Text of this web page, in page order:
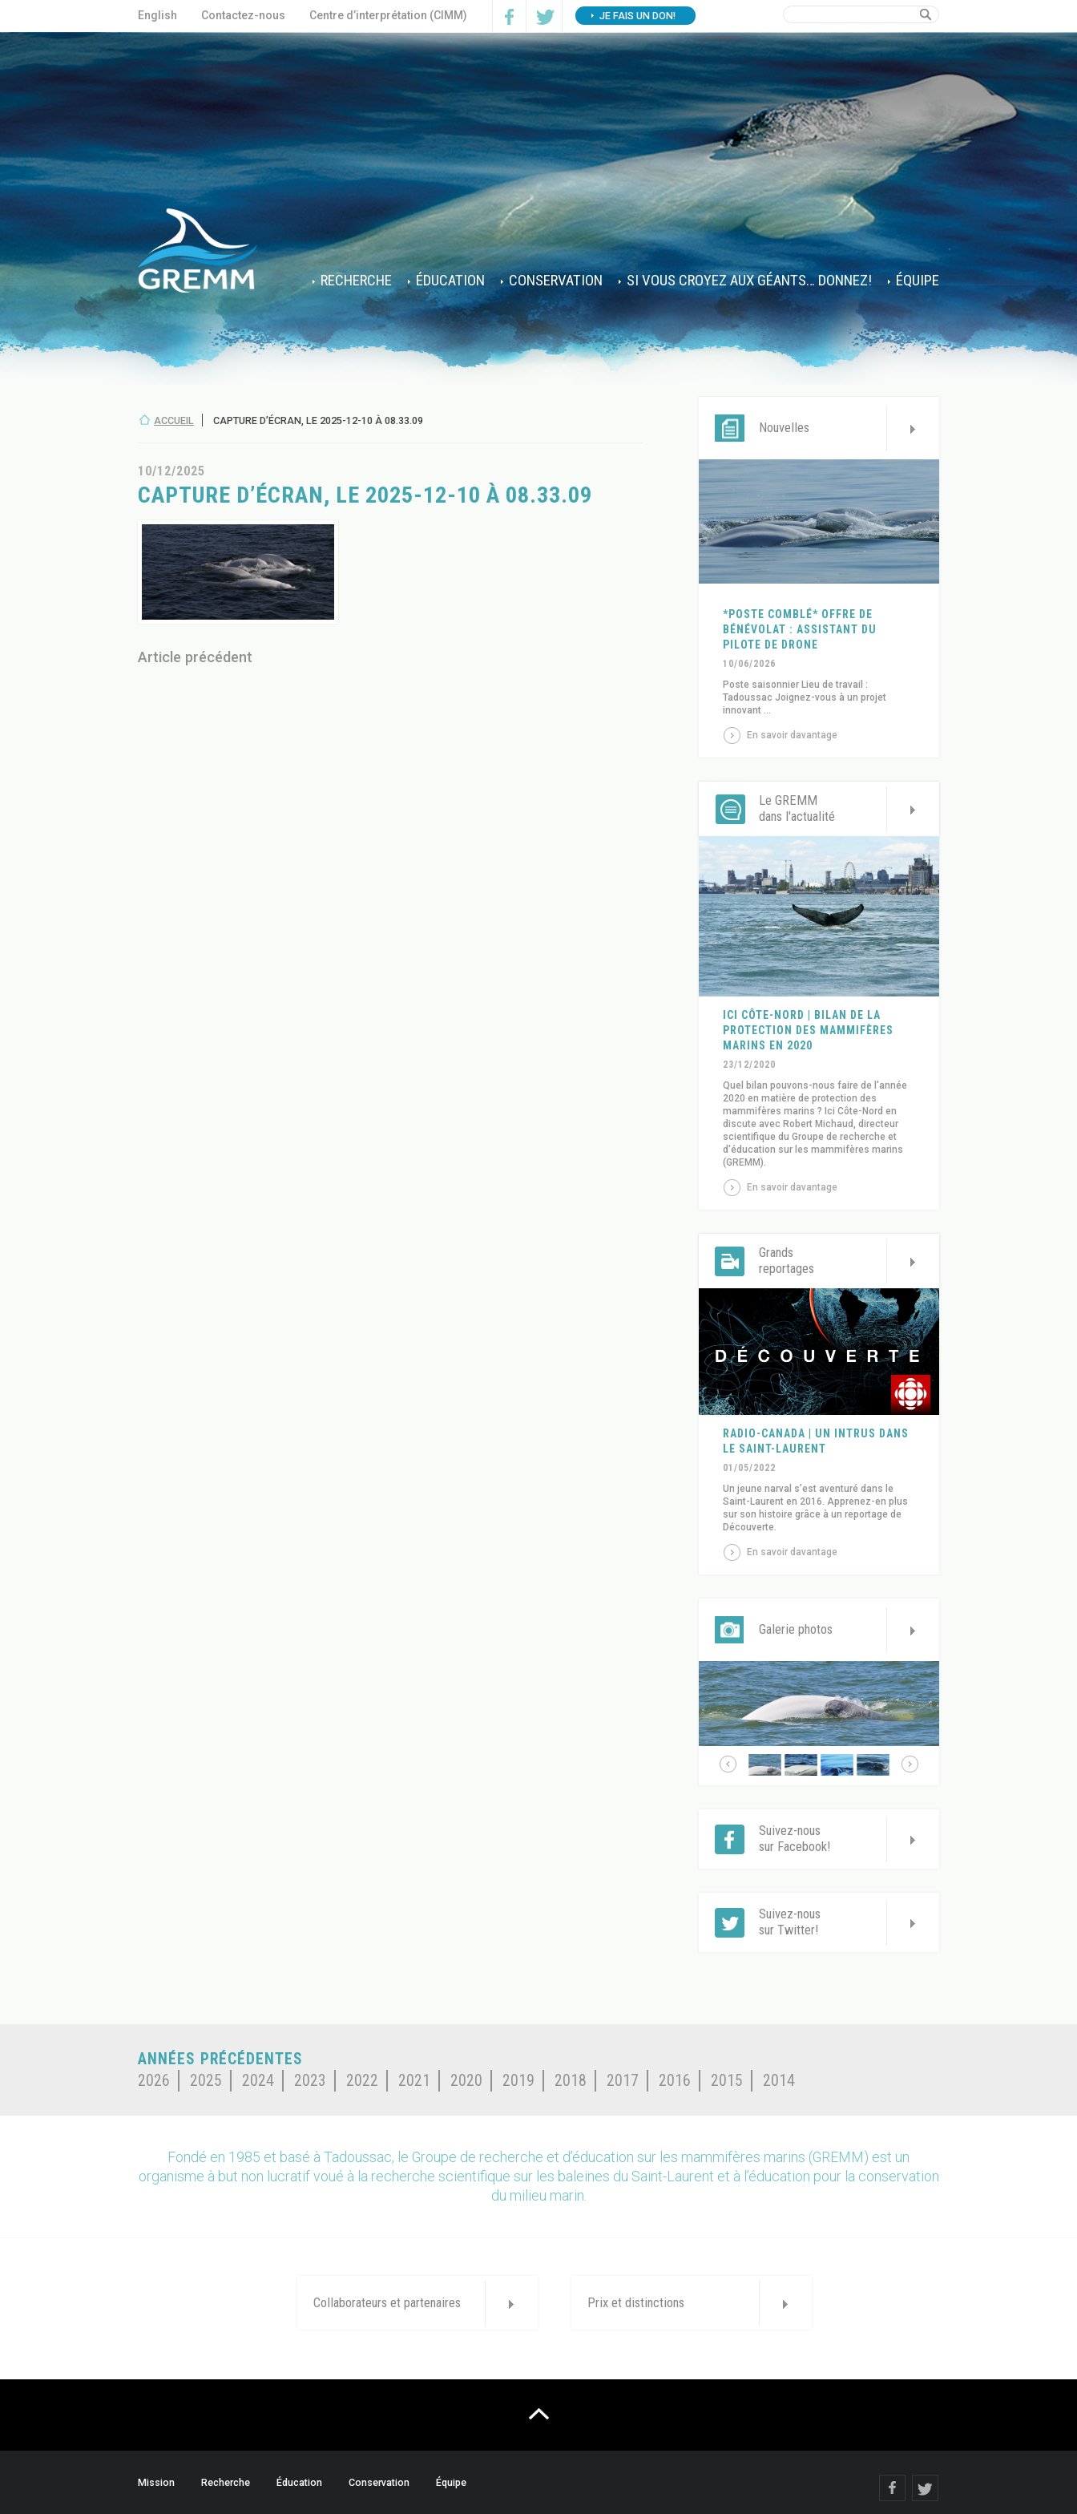
English Contactez-nous Centre d’interprétation (CIMM) JE FAIS UN DON!
RECHERCHE ÉDUCATION CONSERVATION SI VOUS CROYEZ AUX GÉANTS… DONNEZ! ÉQUIPE
ACCUEIL CAPTURE D’ÉCRAN, LE 2025-12-10 À 08.33.09
10/12/2025
CAPTURE D’ÉCRAN, LE 2025-12-10 À 08.33.09
Article précédent
Nouvelles
*POSTE COMBLÉ* OFFRE DE
BÉNÉVOLAT : ASSISTANT DU
PILOTE DE DRONE
10/06/2026
Poste saisonnier Lieu de travail :
Tadoussac Joignez-vous à un projet
innovant ...
En savoir davantage
Le GREMM
dans l'actualité
ICI CÔTE-NORD | BILAN DE LA
PROTECTION DES MAMMIFÈRES
MARINS EN 2020
23/12/2020
Quel bilan pouvons-nous faire de l'année
2020 en matière de protection des
mammifères marins ? Ici Côte-Nord en
discute avec Robert Michaud, directeur
scientifique du Groupe de recherche et
d'éducation sur les mammifères marins
(GREMM).
En savoir davantage
Grands
reportages
RADIO-CANADA | UN INTRUS DANS
LE SAINT-LAURENT
01/05/2022
Un jeune narval s’est aventuré dans le
Saint-Laurent en 2016. Apprenez-en plus
sur son histoire grâce à un reportage de
Découverte.
En savoir davantage
Galerie photos
Suivez-nous
sur Facebook!
Suivez-nous
sur Twitter!
ANNÉES PRÉCÉDENTES
2026
2025 2024 2023 2022 2021 2020 2019 2018 2017 2016 2015 2014
Fondé en 1985 et basé à Tadoussac, le Groupe de recherche et d’éducation sur les mammifères marins (GREMM) est un
organisme à but non lucratif voué à la recherche scientifique sur les baleines du Saint-Laurent et à l’éducation pour la conservation
du milieu marin.
Collaborateurs et partenaires Prix et distinctions
Mission Recherche Éducation Conservation Équipe